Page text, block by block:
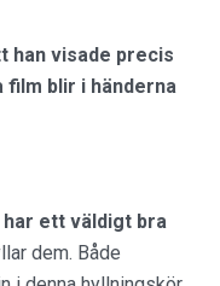
han visade precis
film blir i händerna
ett väldigt bra
dem. Både